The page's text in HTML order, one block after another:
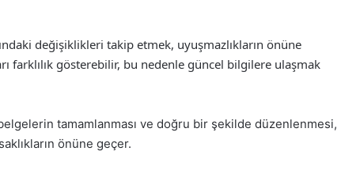
değişiklikleri takip etmek, uyuşmazlıkların önüne
farklılık gösterebilir, bu nedenle güncel bilgilere ulaşmak
tamamlanması ve doğru bir şekilde düzenlenmesi,
önüne geçer.